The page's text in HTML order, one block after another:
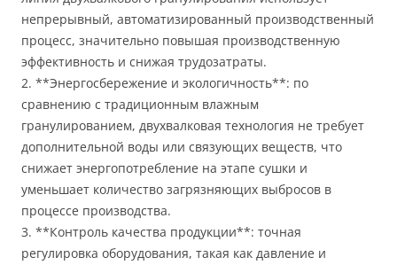
непрерывный, автоматизированный производственный
процесс, значительно повышая производственную
эффективность и снижая трудозатраты.
2. **Энергосбережение и экологичность**: по
сравнению с традиционным влажным
гранулированием, двухвалковая технология не требует
дополнительной воды или связующих веществ, что
снижает энергопотребление на этапе сушки и
уменьшает количество загрязняющих выбросов в
процессе производства.
3. **Контроль качества продукции**: точная
регулировка оборудования, такая как давление и